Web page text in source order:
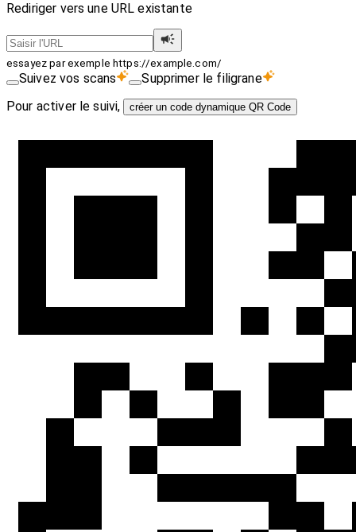
Rediriger vers une URL existante
essayez par exemple https://example.com/
Suivez vos scans
Supprimer le filigrane
Pour activer le suivi,
créer un code dynamique QR Code